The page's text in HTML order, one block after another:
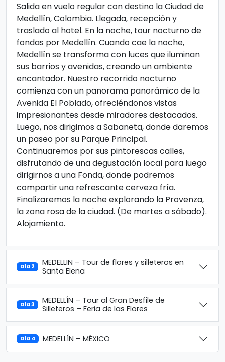
Salida en vuelo regular con destino la Ciudad de
Medellín, Colombia. Llegada, recepción y
traslado al hotel. En la noche, tour nocturno de
fondas por Medellín. Cuando cae la noche,
Medellín se transforma con luces que iluminan
sus barrios y avenidas, creando un ambiente
encantador. Nuestro recorrido nocturno
comienza con un panorama panorámico de la
Avenida El Poblado, ofreciéndonos vistas
impresionantes desde miradores destacados.
Luego, nos dirigimos a Sabaneta, donde daremos
un paseo por su Parque Principal.
Continuaremos por sus pintorescas calles,
disfrutando de una degustación local para luego
dirigirnos a una Fonda, donde podremos
compartir una refrescante cerveza fría.
Finalizaremos la noche explorando la Provenza,
la zona rosa de la ciudad. (De martes a sábado).
Alojamiento.
Día 2
MEDELLIN – Tour de flores y silleteros en
Santa Elena
Día 3
MEDELLÍN – Tour al Gran Desfile de
Silleteros – Feria de las Flores
Día 4 MEDELLÍN – MÉXICO